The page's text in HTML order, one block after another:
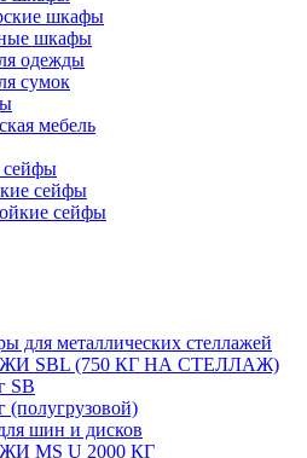
шкафы
шкафы
одежды
сумок
мебель
сейфы
сейфы
для металлических стеллажей
SBL (750 КГ НА СТЕЛЛАЖ)
SB
(полугрузовой)
шин и дисков
MS U 2000 КГ